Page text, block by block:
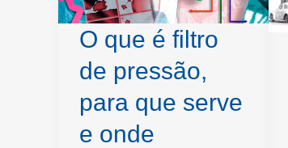
O que é filtro
de pressão,
para que serve
e onde